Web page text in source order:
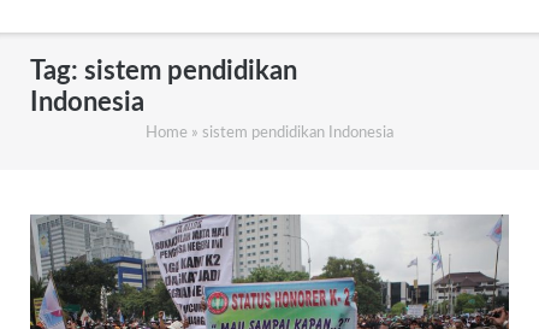
Tag: sistem pendidikan
Indonesia
Home » sistem pendidikan Indonesia